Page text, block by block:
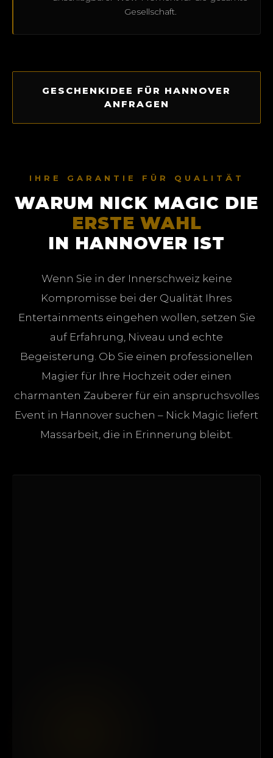
Gesellschaft.
GESCHENKIDEE FÜR HANNOVER
ANFRAGEN
IHRE GARANTIE FÜR QUALITÄT
WARUM NICK MAGIC DIE
ERSTE WAHL
IN HANNOVER IST
Wenn Sie in der Innerschweiz keine
Kompromisse bei der Qualität Ihres
Entertainments eingehen wollen, setzen Sie
auf Erfahrung, Niveau und echte
Begeisterung. Ob Sie einen professionellen
Magier für Ihre Hochzeit oder einen
charmanten Zauberer für ein anspruchsvolles
Event in Hannover suchen – Nick Magic liefert
Massarbeit, die in Erinnerung bleibt.